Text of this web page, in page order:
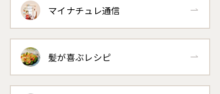
マイナチュレ通信
髪が喜ぶレシピ